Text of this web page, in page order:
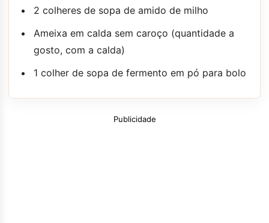
2 colheres de sopa de amido de milho
Ameixa em calda sem caroço (quantidade a
gosto, com a calda)
1 colher de sopa de fermento em pó para bolo
Publicidade